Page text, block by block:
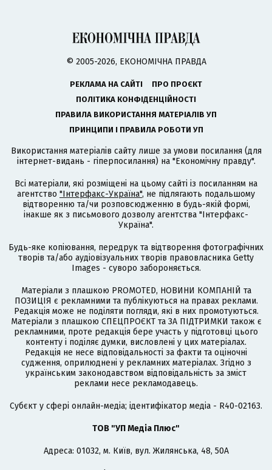
© 2005-2026, ЕКОНОМІЧНА ПРАВДА
РЕКЛАМА НА САЙТІ
ПРО ПРОЄКТ
ПОЛІТИКА КОНФІДЕНЦІЙНОСТІ
ПРАВИЛА ВИКОРИСТАННЯ МАТЕРІАЛІВ УП
ПРИНЦИПИ І ПРАВИЛА РОБОТИ УП
Використання матеріалів сайту лише за умови посилання (для
інтернет-видань - гіперпосилання) на "Економічну правду".
Всі матеріали, які розміщені на цьому сайті із посиланням на
агентство "Інтерфакс-Україна", не підлягають подальшому
відтворенню та/чи розповсюдженню в будь-якій формі,
інакше як з письмового дозволу агентства "Інтерфакс-
Україна".
Будь-яке копіювання, передрук та відтворення фотографічних
творів та/або аудіовізуальних творів правовласника Getty
Images - суворо забороняється.
Матеріали з плашкою PROMOTED, НОВИНИ КОМПАНІЙ та
ПОЗИЦІЯ є рекламними та публікуються на правах реклами.
Редакція може не поділяти погляди, які в них промотуються.
Матеріали з плашкою СПЕЦПРОЄКТ та ЗА ПІДТРИМКИ також є
рекламними, проте редакція бере участь у підготовці цього
контенту і поділяє думки, висловлені у цих матеріалах.
Редакція не несе відповідальності за факти та оціночні
судження, оприлюднені у рекламних матеріалах. Згідно з
українським законодавством відповідальність за зміст
реклами несе рекламодавець.
Cубєкт у сфері онлайн-медіа; ідентифікатор медіа - R40-02163.
ТОВ "УП Медіа Плюс"
Адреса: 01032, м. Київ, вул. Жилянська, 48, 50А